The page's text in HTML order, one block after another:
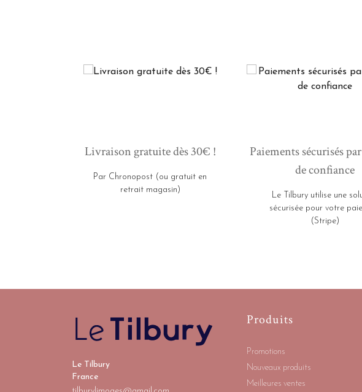
Livraison gratuite dès 30€ !
Par Chronopost (ou gratuit en
retrait magasin)
Paiements sécurisés
de confiance
Le Tilbury utilise une
sécurisée pour votre
(Stripe)
Le Tilbury
France
Produits
Promotions
Nouveaux produits
Meilleures ventes